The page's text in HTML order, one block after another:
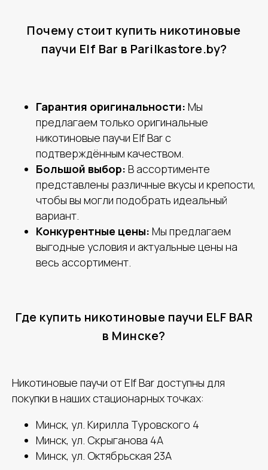
Почему стоит купить никотиновые
паучи Elf Bar в Parilkastore.by?
Гарантия оригинальности: Мы
предлагаем только оригинальные
никотиновые паучи Elf Bar с
подтверждённым качеством.
Большой выбор: В ассортименте
представлены различные вкусы и крепости,
чтобы вы могли подобрать идеальный
вариант.
Конкурентные цены: Мы предлагаем
выгодные условия и актуальные цены на
весь ассортимент.
Где купить никотиновые паучи ELF BAR
в Минске?
Никотиновые паучи от Elf Bar доступны для
покупки в наших стационарных точках:
Минск, ул. Кирилла Туровского 4
Минск, ул. Скрыганова 4А
Минск, ул. Октябрьская 23А